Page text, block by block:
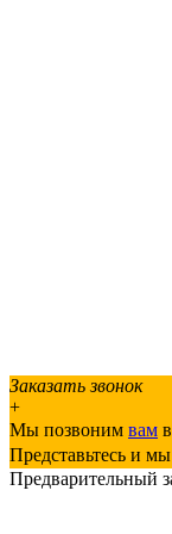
Заказать звонок
+
Мы позвоним вам
Представьтесь и
Предварительный